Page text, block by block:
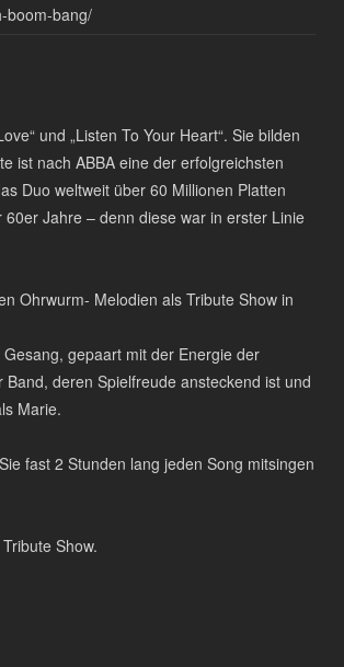
boom-bang/
und „Listen To Your Heart“. Sie bilden
ist nach ABBA eine der erfolgreichsten
Duo weltweit über 60 Millionen Platten
Jahre – denn diese war in erster Linie
Ohrwurm- Melodien als Tribute Show in
gepaart mit der Energie der
deren Spielfreude ansteckend ist und
Marie.
fast 2 Stunden lang jeden Song mitsingen
Show.